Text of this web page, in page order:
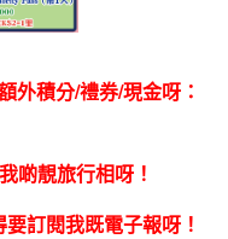
外積分/禮券/現金呀：
啲靚旅行相呀！
訂閱我既電子報呀！